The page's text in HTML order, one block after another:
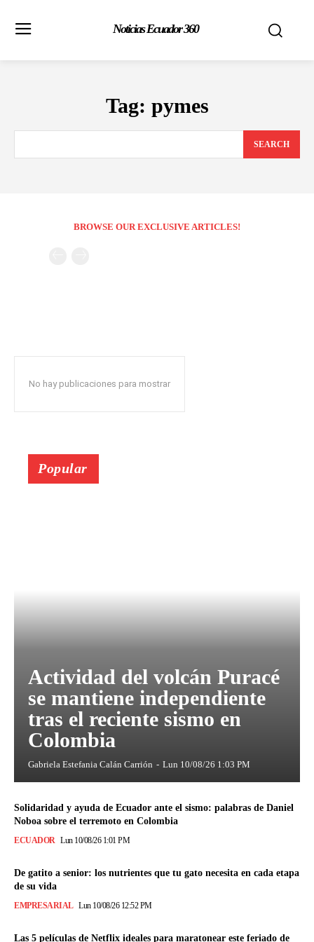
Noticias Ecuador 360
Tag: pymes
SEARCH
BROWSE OUR EXCLUSIVE ARTICLES!
No hay publicaciones para mostrar
Popular
Actividad del volcán Puracé
se mantiene independiente
tras el reciente sismo en
Colombia
Gabriela Estefania Calán Carrión - Lun 10/08/26 1:03 PM
Solidaridad y ayuda de Ecuador ante el sismo: palabras de Daniel
Noboa sobre el terremoto en Colombia
ECUADOR Lun 10/08/26 1:01 PM
De gatito a senior: los nutrientes que tu gato necesita en cada etapa
de su vida
EMPRESARIAL Lun 10/08/26 12:52 PM
Las 5 películas de Netflix ideales para maratonear este feriado de